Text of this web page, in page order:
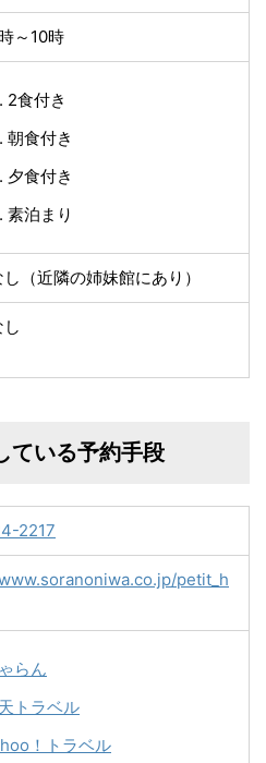
～10時
2食付き
朝食付き
夕食付き
素泊まり
し（近隣の姉妹館にあり）
し
ている予約手段
2217
petit_h
らん
トラベル
！トラベル